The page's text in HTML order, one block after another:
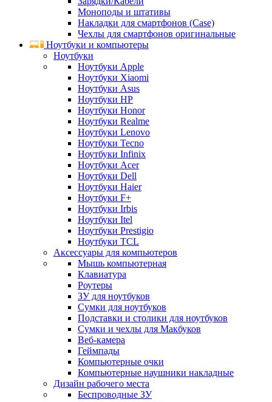
Моноподы и штативы
Накладки для смартфонов (Case)
Чехлы для смартфонов оригинальные
Ноутбуки и компьютеры
Ноутбуки
Ноутбуки Apple
Ноутбуки Xiaomi
Ноутбуки Asus
Ноутбуки HP
Ноутбуки Honor
Ноутбуки Realme
Ноутбуки Lenovo
Ноутбуки Tecno
Ноутбуки Infinix
Ноутбуки Acer
Ноутбуки Dell
Ноутбуки Haier
Ноутбуки F+
Ноутбуки Irbis
Ноутбуки Itel
Ноутбуки Prestigio
Ноутбуки TCL
Аксессуары для компьютеров
Мышь компьютерная
Клавиатура
Роутеры
ЗУ для ноутбуков
Сумки для ноутбуков
Подставки и столики для ноутбуков
Сумки и чехлы для Макбуков
Веб-камера
Геймпады
Компьютерные очки
Компьютерные наушники накладные
Дизайн рабочего места
Беспроводные ЗУ